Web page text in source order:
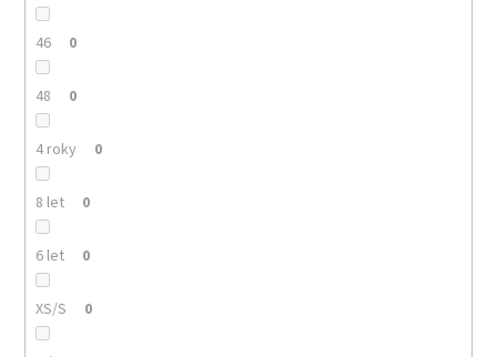
46 0
48 0
4 roky 0
8 let 0
6 let 0
XS/S 0